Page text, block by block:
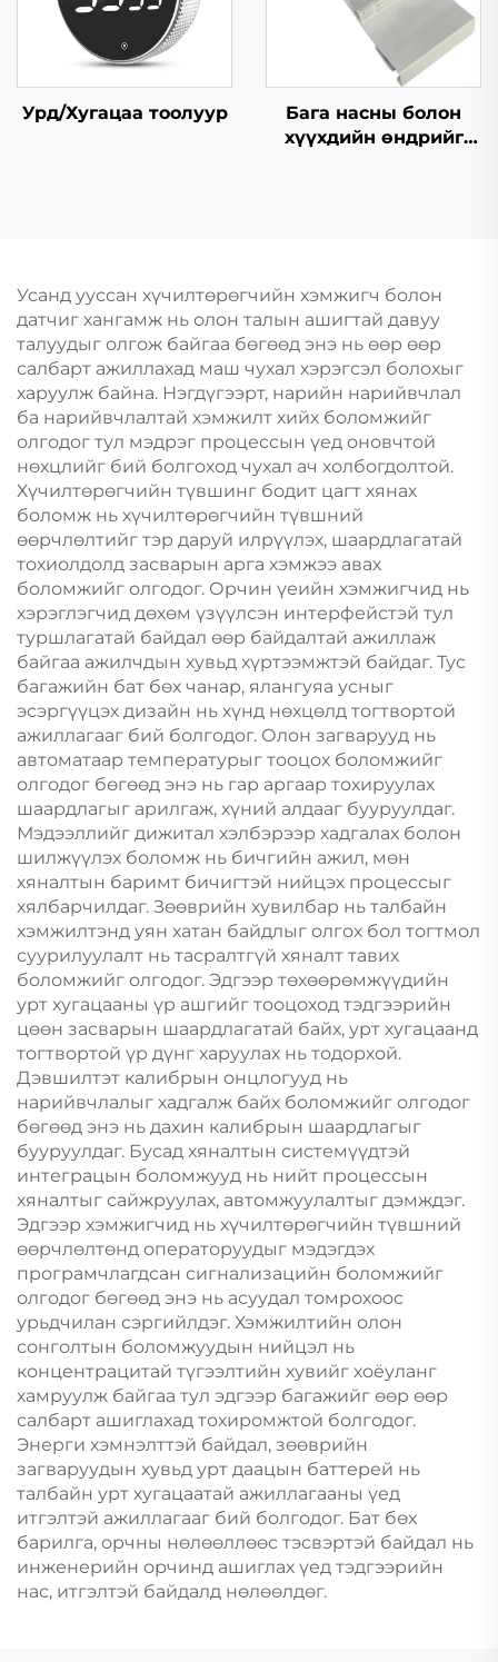
Урд/Хугацаа тоолуур
Бага насны болон
хүүхдийн өндрийг
Усанд ууссан хүчилтөрөгчийн хэмжигч болон
датчиг хангамж нь олон талын ашигтай давуу
талуудыг олгож байгаа бөгөөд энэ нь өөр өөр
салбарт ажиллахад маш чухал хэрэгсэл болохыг
харуулж байна. Нэгдүгээрт, нарийн нарийвчлал
ба нарийвчлалтай хэмжилт хийх боломжийг
олгодог тул мэдрэг процессын үед оновчтой
нөхцлийг бий болгоход чухал ач холбогдолтой.
Хүчилтөрөгчийн түвшинг бодит цагт хянах
боломж нь хүчилтөрөгчийн түвшний
өөрчлөлтийг тэр даруй илрүүлэх, шаардлагатай
тохиолдолд засварын арга хэмжээ авах
боломжийг олгодог. Орчин үеийн хэмжигчид нь
хэрэглэгчид дөхөм үзүүлсэн интерфейстэй тул
туршлагатай байдал өөр байдалтай ажиллаж
байгаа ажилчдын хувьд хүртээмжтэй байдаг. Тус
багажийн бат бөх чанар, ялангуяа усныг
эсэргүүцэх дизайн нь хүнд нөхцөлд тогтвортой
ажиллагааг бий болгодог. Олон загварууд нь
автоматаар температурыг тооцох боломжийг
олгодог бөгөөд энэ нь гар аргаар тохируулах
шаардлагыг арилгаж, хүний алдааг бууруулдаг.
Мэдээллийг дижитал хэлбэрээр хадгалах болон
шилжүүлэх боломж нь бичгийн ажил, мөн
хяналтын баримт бичигтэй нийцэх процессыг
хялбарчилдаг. Зөөврийн хувилбар нь талбайн
хэмжилтэнд уян хатан байдлыг олгох бол тогтмол
суурилуулалт нь тасралтгүй хяналт тавих
боломжийг олгодог. Эдгээр төхөөрөмжүүдийн
урт хугацааны үр ашгийг тооцоход тэдгээрийн
цөөн засварын шаардлагатай байх, урт хугацаанд
тогтвортой үр дүнг харуулах нь тодорхой.
Дэвшилтэт калибрын онцлогууд нь
нарийвчлалыг хадгалж байх боломжийг олгодог
бөгөөд энэ нь дахин калибрын шаардлагыг
бууруулдаг. Бусад хяналтын системүүдтэй
интеграцын боломжууд нь нийт процессын
хяналтыг сайжруулах, автомжуулалтыг дэмждэг.
Эдгээр хэмжигчид нь хүчилтөрөгчийн түвшний
өөрчлөлтөнд операторуудыг мэдэгдэх
програмчлагдсан сигнализацийн боломжийг
олгодог бөгөөд энэ нь асуудал томрохоос
урьдчилан сэргийлдэг. Хэмжилтийн олон
сонголтын боломжуудын нийцэл нь
концентрацитай түгээлтийн хувийг хоёуланг
хамруулж байгаа тул эдгээр багажийг өөр өөр
салбарт ашиглахад тохиромжтой болгодог.
Энерги хэмнэлттэй байдал, зөөврийн
загваруудын хувьд урт даацын баттерей нь
талбайн урт хугацаатай ажиллагааны үед
итгэлтэй ажиллагааг бий болгодог. Бат бөх
барилга, орчны нөлөөллөөс тэсвэртэй байдал нь
инженерийн орчинд ашиглах үед тэдгээрийн
нас, итгэлтэй байдалд нөлөөлдөг.